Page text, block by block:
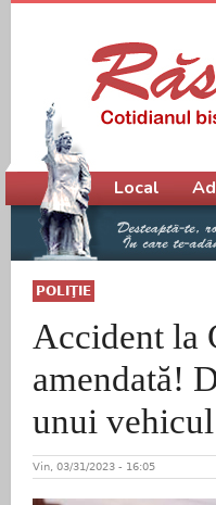
POLIŢIE
Accident la
amendată!
unui
Vin, 03/31/2023 - 16:05
Meniu principal
Local